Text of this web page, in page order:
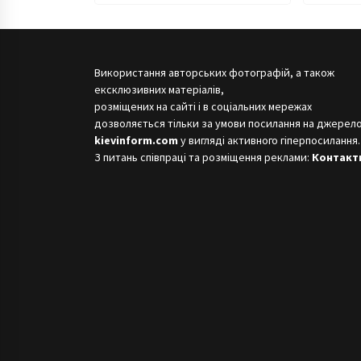
Використання авторських фотографій, а також
ексклюзивних матеріалів,
розміщених на сайті і в соціальних мережах
дозволяється тільки за умови посилання на
kievinform.com у вигляді активного гіперпосилання.
З питань співпраці та розміщення реклами: